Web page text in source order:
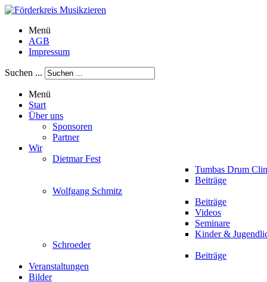
Menü
AGB
Impressum
Suchen ...
Menü
Start
Über uns
Sponsoren
Partner
Wir
Dietmar Fest
Tumbas Drum
Beiträge
Wolfgang Schmitz
Beiträge
Videos
Seminare
Kinder &
Schroeder
Beiträge
Veranstaltungen
Bilder